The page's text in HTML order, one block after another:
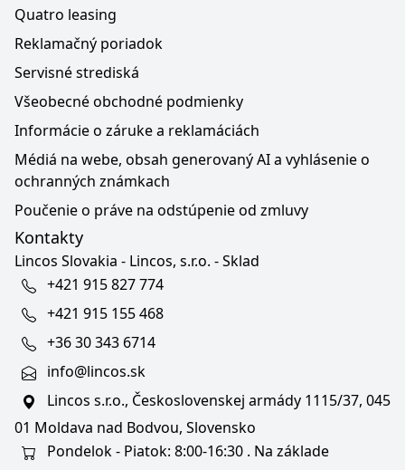
Quatro leasing
Reklamačný poriadok
Servisné strediská
Všeobecné obchodné podmienky
Informácie o záruke a reklamáciách
Médiá na webe, obsah generovaný AI a vyhlásenie o
ochranných známkach
Poučenie o práve na odstúpenie od zmluvy
Kontakty
Lincos Slovakia - Lincos, s.r.o. - Sklad
+421 915 827 774
+421 915 155 468
+36 30 343 6714
info@lincos.sk
Lincos s.r.o., Československej armády 1115/37, 045
01 Moldava nad Bodvou, Slovensko
Pondelok - Piatok: 8:00-16:30 . Na základe